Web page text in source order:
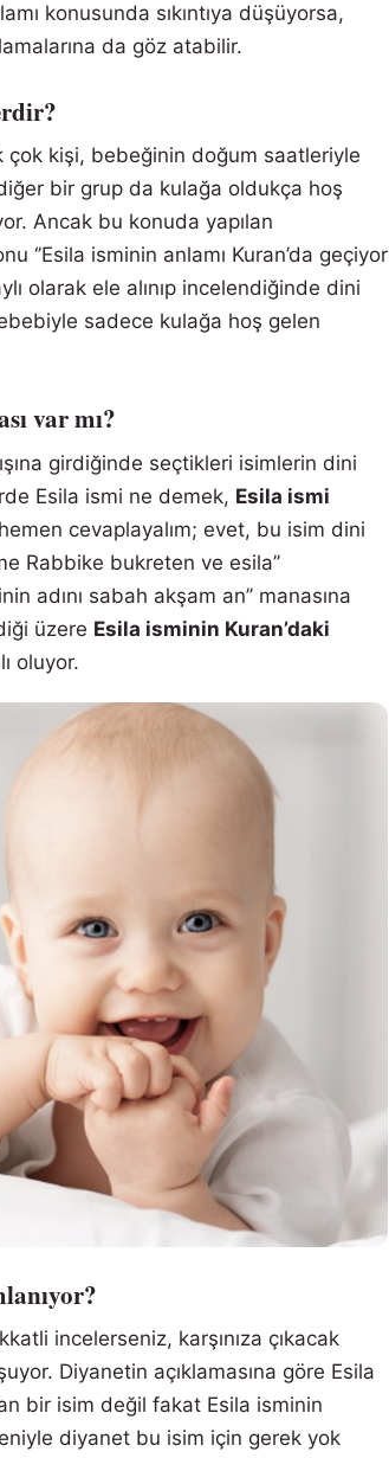
konusunda sıkıntıya düşüyorsa,
da göz atabilir.
çok kişi, bebeğinin doğum saatleriyle
bir grup da kulağa oldukça hoş
Ancak bu konuda yapılan
‘’Esila isminin anlamı Kuran’da geçiyor
olarak ele alınıp incelendiğinde dini
sadece kulağa hoş gelen
var mı?
girdiğinde seçtikleri isimlerin dini
Esila ismi ne demek, Esila ismi
cevaplayalım; evet, bu isim dini
Rabbike bukreten ve esila’’
adını sabah akşam an’’ manasına
üzere Esila isminin Kuran’daki
oluyor.
incelerseniz, karşınıza çıkacak
Diyanetin açıklamasına göre Esila
bir isim değil fakat Esila isminin
diyanet bu isim için gerek yok